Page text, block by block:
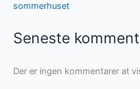
sommerhuset
Seneste
Der er ingen kommentarer at